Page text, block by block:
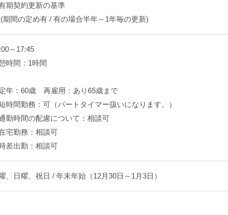
期契約更新の基準
期間の定め有 / 有の場合半年～1年毎の更新)
～17:45
時間：1時間
年：60歳 再雇用：あり65歳まで
時間勤務：可（パートタイマー扱いになります。）
勤時間の配慮について：相談可
宅勤務：相談可
差出勤：相談可
、日曜、祝日 / 年末年始（12月30日～1月3日）